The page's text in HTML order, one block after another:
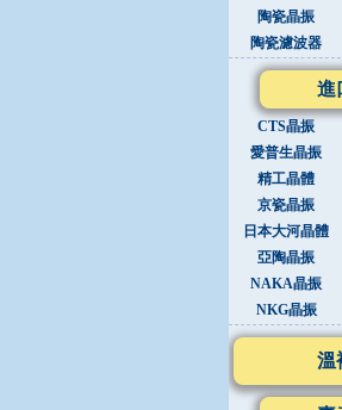
陶瓷晶振
陶瓷濾波器
進
CTS晶振
愛普生晶振
精工晶體
京瓷晶振
日本大河晶體
亞陶晶振
NAKA晶振
NKG晶振
溫